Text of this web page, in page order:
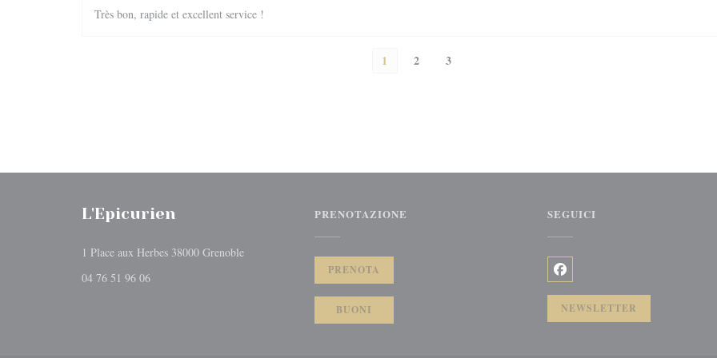
Très bon, rapide et excellent service !
1 2 3
L'Epicurien
1 Place aux Herbes 38000 Grenoble((apre una nuova finestra))
04 76 51 96 06
PRENOTAZIONE
PRENOTA
BUONI
SEGUICI
Facebook ((apre una nuova
NEWSLETTER